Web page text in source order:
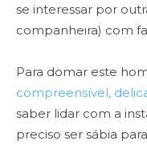
se interessar por
companheira) com
Para domar este
compreensível,
saber lidar com a
preciso ser sábia